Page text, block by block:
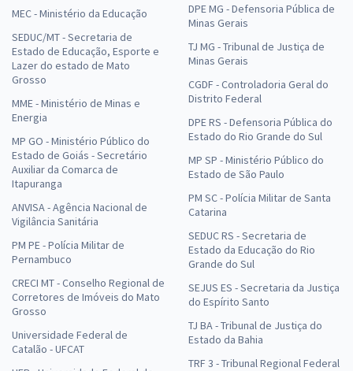
MEC - Ministério da Educação
SEDUC/MT - Secretaria de
Estado de Educação, Esporte e
Lazer do estado de Mato
Grosso
MME - Ministério de Minas e
Energia
MP GO - Ministério Público do
Estado de Goiás - Secretário
Auxiliar da Comarca de
Itapuranga
ANVISA - Agência Nacional de
Vigilância Sanitária
PM PE - Polícia Militar de
Pernambuco
CRECI MT - Conselho Regional de
Corretores de Imóveis do Mato
Grosso
Universidade Federal de
Catalão - UFCAT
DPE MG - Defensoria Pública de
Minas Gerais
TJ MG - Tribunal de Justiça de
Minas Gerais
CGDF - Controladoria Geral do
Distrito Federal
DPE RS - Defensoria Pública do
Estado do Rio Grande do Sul
MP SP - Ministério Público do
Estado de São Paulo
PM SC - Polícia Militar de Santa
Catarina
SEDUC RS - Secretaria de
Estado da Educação do Rio
Grande do Sul
SEJUS ES - Secretaria da Justiça
do Espírito Santo
TJ BA - Tribunal de Justiça do
Estado da Bahia
TRF 3 - Tribunal Regional Federal